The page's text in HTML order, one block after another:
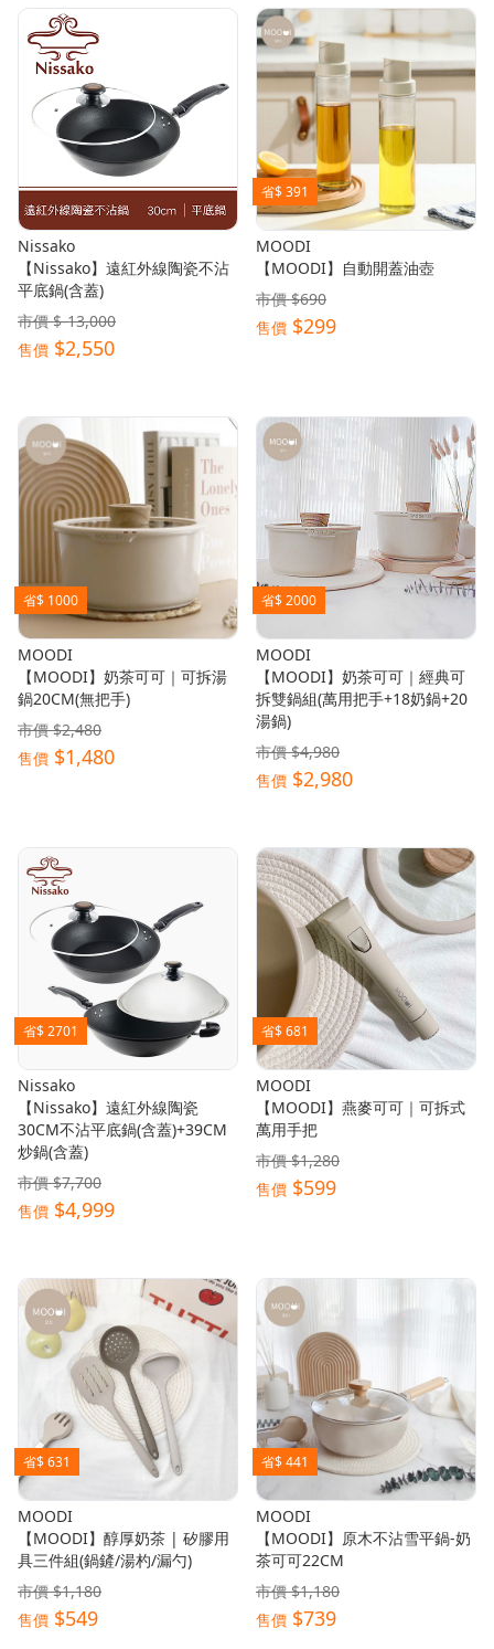
Nissako
【Nissako】遠紅外線陶瓷不沾
平底鍋(含蓋)
市價 $-13,000
售價 $2,550
省$ 391
MOODI
【MOODI】自動開蓋油壺
市價 $690
售價 $299
省$ 1000
MOODI
【MOODI】奶茶可可｜可拆湯
鍋20CM(無把手)
市價 $2,480
售價 $1,480
省$ 2000
MOODI
【MOODI】奶茶可可｜經典可
拆雙鍋組(萬用把手+18奶鍋+20
湯鍋)
市價 $4,980
售價 $2,980
省$ 2701
Nissako
【Nissako】遠紅外線陶瓷
30CM不沾平底鍋(含蓋)+39CM
炒鍋(含蓋)
市價 $7,700
售價 $4,999
省$ 681
MOODI
【MOODI】燕麥可可｜可拆式
萬用手把
市價 $1,280
售價 $599
省$ 631
MOODI
【MOODI】醇厚奶茶 | 矽膠用
具三件組(鍋鏟/湯杓/漏勺)
市價 $1,180
售價 $549
省$ 441
MOODI
【MOODI】原木不沾雪平鍋-奶
茶可可22CM
市價 $1,180
售價 $739